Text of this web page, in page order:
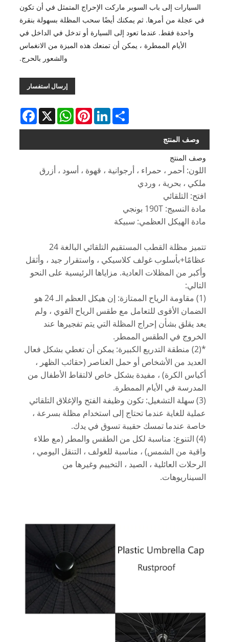
السيارات إلى باب السوبر ماركت الإحراج المتمثل في أن تكون
في عجلة من أمرها. ثم يمكنك أيضًا سحب المظلة بسهولة بنقرة
واحدة فقط. عندما تعود إلى السيارة أو تدخل في الداخل في
الأيام الممطرة ، يمكن أن تمنعك هذه الميزة من الانغماس
والشعور بالحرج.
إرسال استفسار
Facebook X
WhatsAppPinterestLinkedInShare
وصف المنتج
وصف المنتج
اللون: أحمر ، حمراء ، أرجوانية ، قهوة ، أسود ، أزرق
ملكي ، بحرية ، وردي
افتح: التلقائي
مادة النسيج: 190T بونجي
مادة الهيكل العظمي: سبيكة
تتميز مظلة القطب المستقيم التلقائي البالغة 24
عظامًا+بأسلوب غولف كلاسيكي ، واستقرار جيد ، وأثقل
وأكبر من المظلات العادية. مزاياها الرئيسية على النحو
التالي:
(1) مقاومة الرياح الممتازة: إن هيكل العظم الـ 24 هو
الضمان الأقوى للتعامل مع طقس الرياح القوي ، ولم
يعد يقلق بشأن إحراج المظلة التي يتم تفجيرها عند
الخروج في الطقس الممطر.
*(2) منطقة التدريع الكبيرة: يمكن أن تغطي بشكل فعال
العديد من الأشخاص أو حمل العناصر (حقائب الظهر ،
أكياس الكرة) ، مفيدة بشكل خاص لالتقاط الأطفال من
المدرسة في الأيام الممطرة.
(3) سهلة التشغيل: تكون وظيفة الفتح والإغلاق التلقائي
عملية للغاية عندما تحتاج إلى استخدام مظلة بسرعة ،
خاصة عندما تمسك حقيبة تسوق في يدك.
(4) التنوع: مناسبة لكل من الطقس والمطر (مع طلاء
واقية من الشمس) ، مناسبة للغولف ، التنقل اليومي ،
الرحلات العائلية ، الصيد ، التخييم وغيرها من
السيناريوهات.